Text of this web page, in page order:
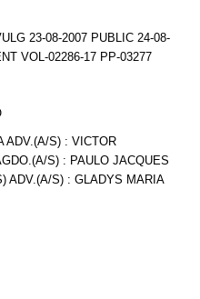
23-08-2007 PUBLIC 24-08-
VOL-02286-17 PP-03277
ADV.(A/S) : VICTOR
S) : PAULO JACQUES
ADV.(A/S) : GLADYS MARIA